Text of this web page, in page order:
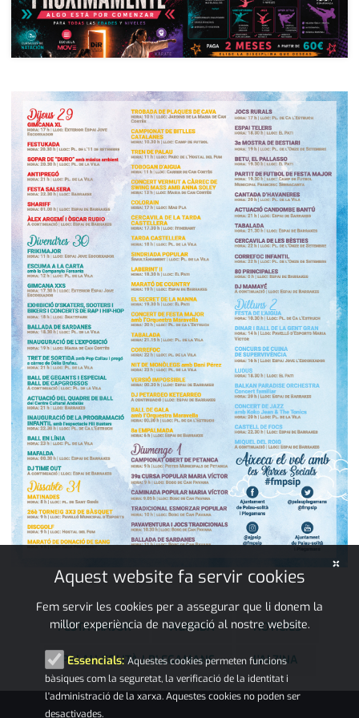
medi ambient
opinió
promo serveis
reportatge
salut
serveis
societat
successos
urbanisme
editorial
calendari
FESTA MAJOR AGENDA NOTÍCIES
PALAU-SOLITÀ I PLEGAMANS L'ALZINA
×
Aquest website fa servir cookies
Fem servir les cookies per a assegurar que li donem la
millor experiència de navegació al nostre website.
Essencials: Aquestes cookies permeten funcions
bàsiques com la seguretat, la verificació de la identitat i
l'administració de la xarxa. Aquestes cookies no poden ser
desactivades.